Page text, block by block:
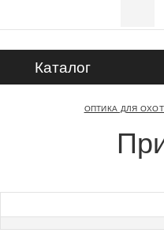
Каталог
ОПТИКА ДЛЯ